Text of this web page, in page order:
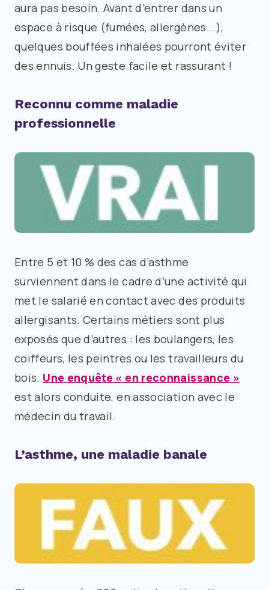
aura pas besoin. Avant d’entrer dans un
espace à risque (fumées, allergènes...),
quelques bouffées inhalées pourront éviter
des ennuis. Un geste facile et rassurant !
Reconnu comme maladie
professionnelle
Entre 5 et 10 % des cas d’asthme
surviennent dans le cadre d’une activité qui
met le salarié en contact avec des produits
allergisants. Certains métiers sont plus
exposés que d’autres : les boulangers, les
coiffeurs, les peintres ou les travailleurs du
bois. Une enquête « en reconnaissance »
est alors conduite, en association avec le
médecin du travail.
L’asthme, une maladie banale